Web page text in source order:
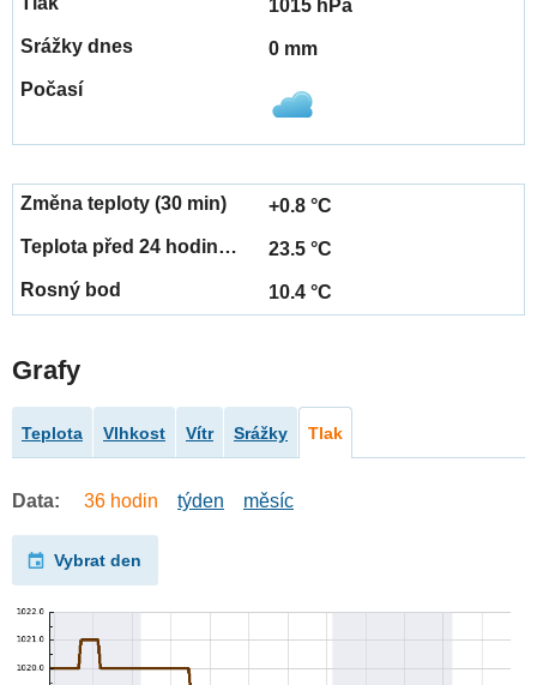
1015 hPa
0 mm
+0.8 °C
23.5 °C
10.4 °C
Grafy
Teplota Vlhkost Vítr Srážky Tlak
Data: 36 hodin týden měsíc
Vybrat den